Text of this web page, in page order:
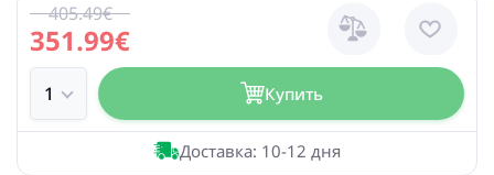
351.99€
405.49€
Купить
Доставка: 10-12 дня